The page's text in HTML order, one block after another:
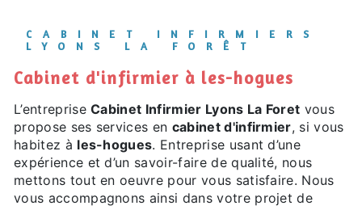
CABINET INFIRMIERS
LYONS LA FORÊT
cabinet d'infirmier à les-hogues
L’entrepriseCabinet Infirmier Lyons La Foret vous
propose ses services en cabinet d'infirmier, si vous
habitez à les-hogues. Entreprise usant d’une
expérience et d’un savoir-faire de qualité, nous
mettons tout en oeuvre pour vous satisfaire. Nous
vous accompagnons ainsi dans votre projet de